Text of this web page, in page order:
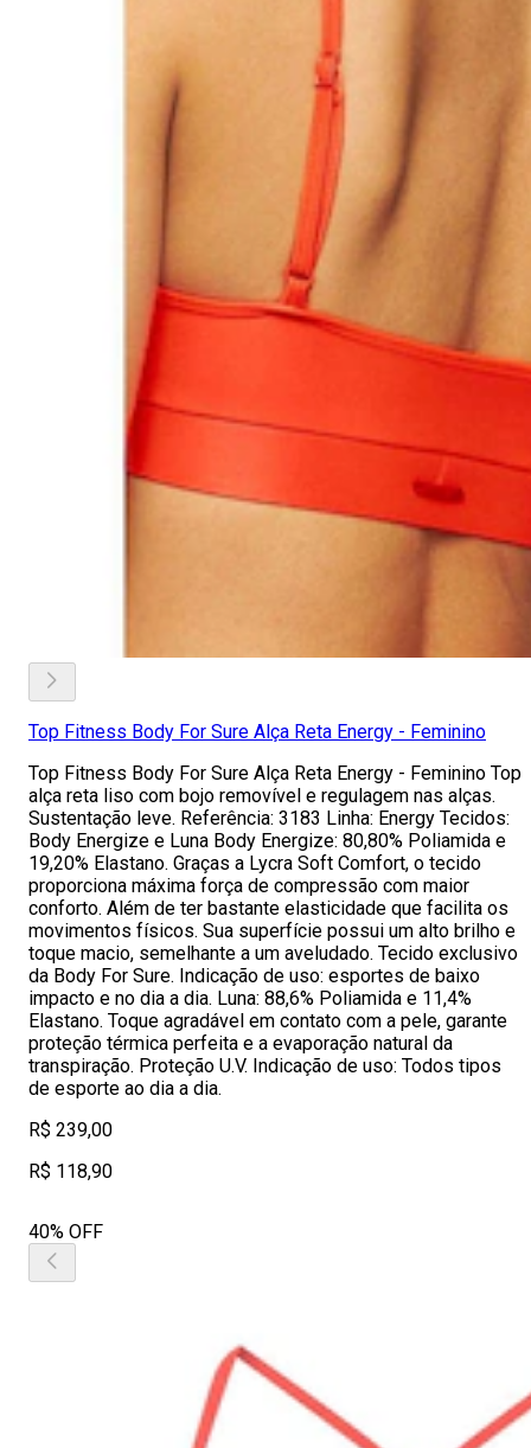
Top Fitness Body For Sure Alça Reta Energy - Feminino
Top Fitness Body For Sure Alça Reta Energy - Feminino Top
alça reta liso com bojo removível e regulagem nas alças.
Sustentação leve. Referência: 3183 Linha: Energy Tecidos:
Body Energize e Luna Body Energize: 80,80% Poliamida e
19,20% Elastano. Graças a Lycra Soft Comfort, o tecido
proporciona máxima força de compressão com maior
conforto. Além de ter bastante elasticidade que facilita os
movimentos físicos. Sua superfície possui um alto brilho e
toque macio, semelhante a um aveludado. Tecido exclusivo
da Body For Sure. Indicação de uso: esportes de baixo
impacto e no dia a dia. Luna: 88,6% Poliamida e 11,4%
Elastano. Toque agradável em contato com a pele, garante
proteção térmica perfeita e a evaporação natural da
transpiração. Proteção U.V. Indicação de uso: Todos tipos
de esporte ao dia a dia.
R$ 239,00
R$ 118,90
40% OFF